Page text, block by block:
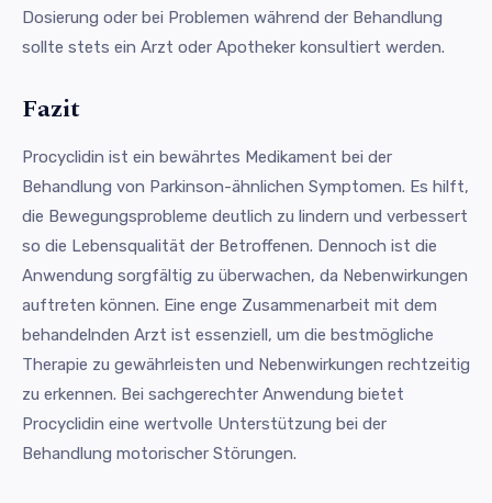
Dosierung oder bei Problemen während der Behandlung
sollte stets ein Arzt oder Apotheker konsultiert werden.
Fazit
Procyclidin ist ein bewährtes Medikament bei der
Behandlung von Parkinson-ähnlichen Symptomen. Es hilft,
die Bewegungsprobleme deutlich zu lindern und verbessert
so die Lebensqualität der Betroffenen. Dennoch ist die
Anwendung sorgfältig zu überwachen, da Nebenwirkungen
auftreten können. Eine enge Zusammenarbeit mit dem
behandelnden Arzt ist essenziell, um die bestmögliche
Therapie zu gewährleisten und Nebenwirkungen rechtzeitig
zu erkennen. Bei sachgerechter Anwendung bietet
Procyclidin eine wertvolle Unterstützung bei der
Behandlung motorischer Störungen.